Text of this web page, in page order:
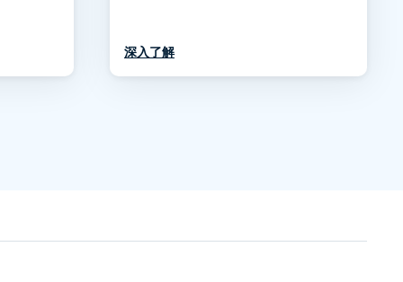
深入了解